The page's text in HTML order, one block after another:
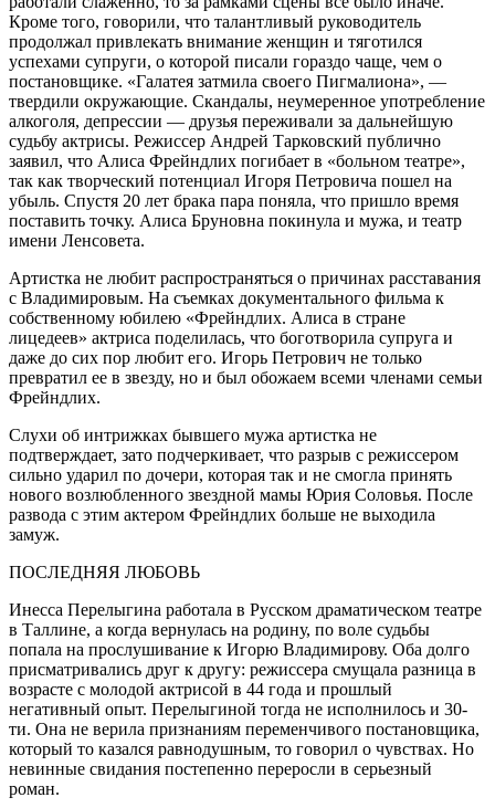
Кроме того, говорили, что талантливый руководитель
продолжал привлекать внимание женщин и тяготился
успехами супруги, о которой писали гораздо чаще, чем о
постановщике. «Галатея затмила своего Пигмалиона», —
твердили окружающие. Скандалы, неумеренное употребление
алкоголя, депрессии — друзья переживали за дальнейшую
судьбу актрисы. Режиссер Андрей Тарковский публично
заявил, что Алиса Фрейндлих погибает в «больном театре»,
так как творческий потенциал Игоря Петровича пошел на
убыль. Спустя 20 лет брака пара поняла, что пришло время
поставить точку. Алиса Бруновна покинула и мужа, и театр
имени Ленсовета.
Артистка не любит распространяться о причинах расставания
с Владимировым. На съемках документального фильма к
собственному юбилею «Фрейндлих. Алиса в стране
лицедеев» актриса поделилась, что боготворила супруга и
даже до сих пор любит его. Игорь Петрович не только
превратил ее в звезду, но и был обожаем всеми членами семьи
Фрейндлих.
Слухи об интрижках бывшего мужа артистка не
подтверждает, зато подчеркивает, что разрыв с режиссером
сильно ударил по дочери, которая так и не смогла принять
нового возлюбленного звездной мамы Юрия Соловья. После
развода с этим актером Фрейндлих больше не выходила
замуж.
ПОСЛЕДНЯЯ ЛЮБОВЬ
Инесса Перелыгина работала в Русском драматическом театре
в Таллине, а когда вернулась на родину, по воле судьбы
попала на прослушивание к Игорю Владимирову. Оба долго
присматривались друг к другу: режиссера смущала разница в
возрасте с молодой актрисой в 44 года и прошлый
негативный опыт. Перелыгиной тогда не исполнилось и 30-
ти. Она не верила признаниям переменчивого постановщика,
который то казался равнодушным, то говорил о чувствах. Но
невинные свидания постепенно переросли в серьезный
роман.